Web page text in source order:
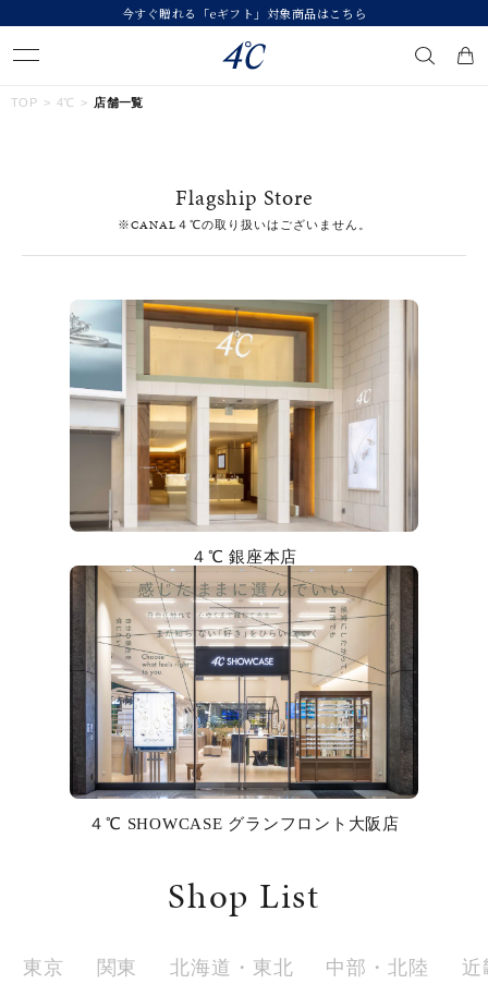
今すぐ贈れる「eギフト」対象商品はこちら
#ハーフエタニティリング
#エタニティ
#ダイヤモンド ネックレス
#eギフト
カテゴリー すべてのジュエリー
ファッションテイスト
着用シーン
TOP 4℃ 店舗一覧
Flagship Store
※CANAL４℃の取り扱いはございません。
４℃ 銀座本店
４℃ SHOWCASE グランフロント大阪店
Shop List
東京 関東 北海道・東北 中部・北陸 近